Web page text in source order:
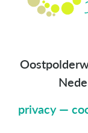
privacy—